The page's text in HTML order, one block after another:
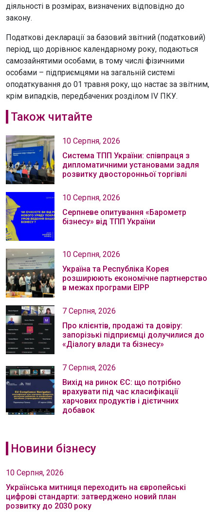
діяльності в розмірах, визначених відповідно до
закону.
Податкові декларації за базовий звітний (податковий)
період, що дорівнює календарному року, подаються
самозайнятими особами, в тому числі фізичними
особами – підприємцями на загальній системі
оподаткування до 01 травня року, що настає за звітним,
крім випадків, передбачених розділом IV ПКУ.
Також читайте
10 Серпня, 2026
Система ТПП України: співпраця з
дипломатичними установами задля
розвитку двосторонньої торгівлі
10 Серпня, 2026
Серпневе опитування «Барометр
бізнесу» від ТПП України
10 Серпня, 2026
Україна та Республіка Корея
розширюють економічне партнерство
в межах програми EIPP
7 Серпня, 2026
Про клієнтів, продажі та довіру:
запорізькі підприємці долучилися до
«Діалогу влади та бізнесу»
7 Серпня, 2026
Вихід на ринок ЄС: що потрібно
врахувати під час класифікації
харчових продуктів і дієтичних
добавок
Новини бізнесу
10 Серпня, 2026
Українська митниця переходить на європейські
цифрові стандарти: затверджено новий план
розвитку до 2030 року